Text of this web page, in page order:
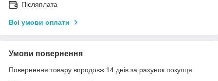
Післяплата
Всі умови оплати
Умови повернення
Повернення товару впродовж 14 днів за рахунок покупця